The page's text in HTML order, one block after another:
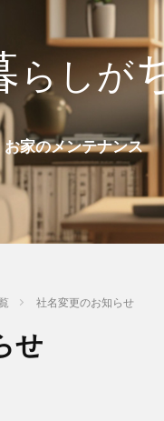
らしが
お家のメンテナンス
社名変更のお知らせ
せ